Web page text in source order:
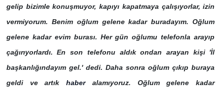
gelip bizimle konuşmuyor, kapıyı kapatmaya çalışıyorlar, izin
vermiyorum. Benim oğlum gelene kadar buradayım. Oğlum
gelene kadar evim burası. Her gün oğlumu telefonla arayıp
çağırıyorlardı. En son telefonu aldık ondan arayan kişi 'İl
başkanlığındayım gel.' dedi. Daha sonra oğlum çıkıp buraya
geldi ve artıkhaberalamıyoruz. Oğlum gelene kadar